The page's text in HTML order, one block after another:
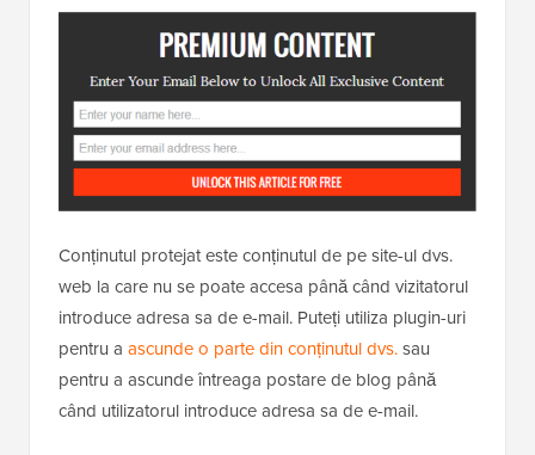
Conținutul protejat este conținutul de pe site-ul dvs.
web la care nu se poate accesa până când vizitatorul
introduce adresa sa de e-mail. Puteți utiliza plugin-uri
pentru a ascunde o parte din conținutul dvs.sau
pentru a ascunde întreaga postare de blog până
când utilizatorul introduce adresa sa de e-mail.